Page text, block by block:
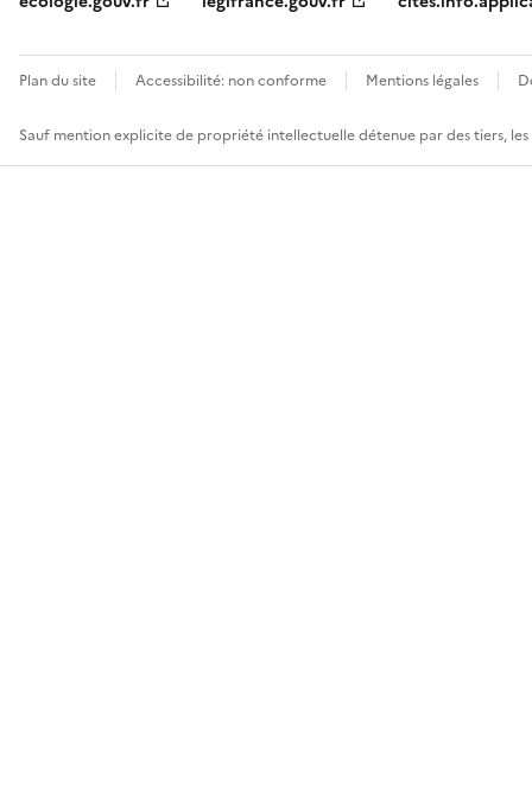
Plan du site Accessibilité: non conforme Mentions légales
Sauf mention explicite de propriété intellectuelle détenue par des tiers,